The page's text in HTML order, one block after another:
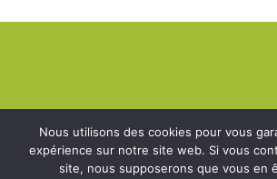
Nous utilisons des cookies pour vous
expérience sur notre site web. Si vous
site, nous supposerons que vous en